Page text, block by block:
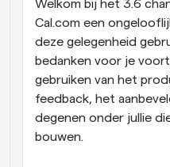
Workflow
Automatiseer
Blog
Blijf op de hoogte van
Instant
Welkom bij het 3.6
Cal.com een
deze gelegenheid
bedanken voor je
gebruiken van het
feedback, het
degenen onder jullie
bouwen.